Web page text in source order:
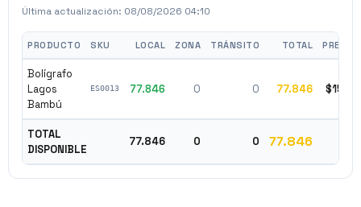
Última actualización: 08/08/2026 04:10
PRODUCTO SKU LOCAL ZONA TRÁNSITO TOTAL PRECIO
Bolígrafo
Lagos
Bambú
ES0013 77.846 0 0 77.846 $1590
TOTAL
DISPONIBLE
77.846 0 0 77.846